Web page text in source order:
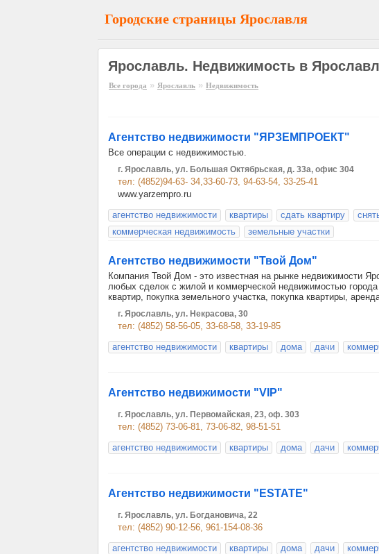
Городские страницы Ярославля
Ярославль. Недвижимость в
Все города » Ярославль » Недвижимость
Агентство недвижимости "ЯРЗЕМПРОЕКТ"
Все операции с недвижимостью.
г. Ярославль, ул. Большая Октябрьская, д. 33а, офис 304
тел: (4852)94-63- 34,33-60-73, 94-63-54, 33-25-41
www.yarzempro.ru
агентство недвижимости
квартиры сдать квартиру
коммерческая недвижимость
земельные участки
Агентство недвижимости "Твой Дом"
Компания Твой Дом - это известная на рынке недвижимости
любых сделок с жилой и коммерческой недвижимостью
квартир, покупка земельного участка, покупка квартиры,
г. Ярославль, ул. Некрасова, 30
тел: (4852) 58-56-05, 33-68-58, 33-19-85
агентство недвижимости
квартиры дома дачи
Агентство недвижимости "VIP"
г. Ярославль, ул. Первомайская, 23, оф. 303
тел: (4852) 73-06-81, 73-06-82, 98-51-51
агентство недвижимости
квартиры дома дачи
Агентство недвижимости "ESTATE"
г. Ярославль, ул. Богдановича, 22
тел: (4852) 90-12-56, 961-154-08-36
агентство недвижимости
квартиры дома дачи